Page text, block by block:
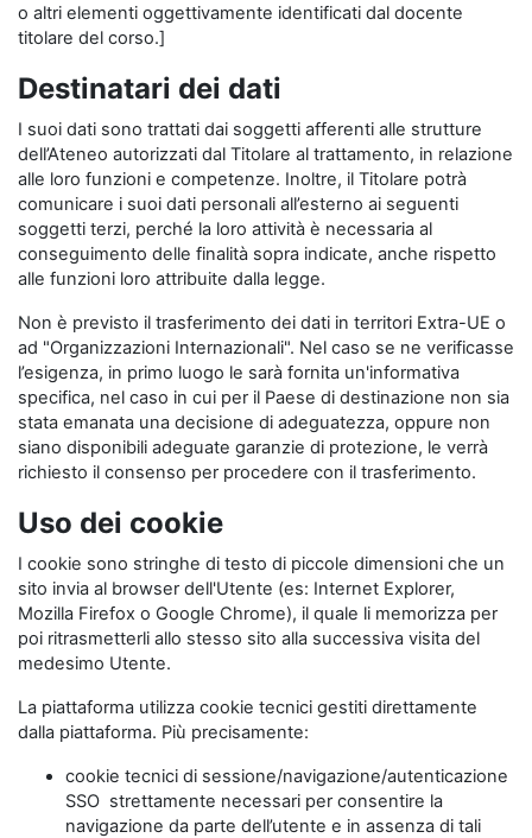
o altri elementi oggettivamente identificati dal docente
titolare del corso.]
Destinatari dei dati
I suoi dati sono trattati dai soggetti afferenti alle strutture
dell’Ateneo autorizzati dal Titolare al trattamento, in relazione
alle loro funzioni e competenze. Inoltre, il Titolare potrà
comunicare i suoi dati personali all’esterno ai seguenti
soggetti terzi, perché la loro attività è necessaria al
conseguimento delle finalità sopra indicate, anche rispetto
alle funzioni loro attribuite dalla legge.
Non è previsto il trasferimento dei dati in territori Extra-UE o
ad "Organizzazioni Internazionali". Nel caso se ne verificasse
l’esigenza, in primo luogo le sarà fornita un'informativa
specifica, nel caso in cui per il Paese di destinazione non sia
stata emanata una decisione di adeguatezza, oppure non
siano disponibili adeguate garanzie di protezione, le verrà
richiesto il consenso per procedere con il trasferimento.
Uso dei cookie
I cookie sono stringhe di testo di piccole dimensioni che un
sito invia al browser dell'Utente (es: Internet Explorer,
Mozilla Firefox o Google Chrome), il quale li memorizza per
poi ritrasmetterli allo stesso sito alla successiva visita del
medesimo Utente.
La piattaforma utilizza cookie tecnici gestiti direttamente
dalla piattaforma. Più precisamente:
cookie tecnici di sessione/navigazione/autenticazione
SSO strettamente necessari per consentire la
navigazione da parte dell’utente e in assenza di tali